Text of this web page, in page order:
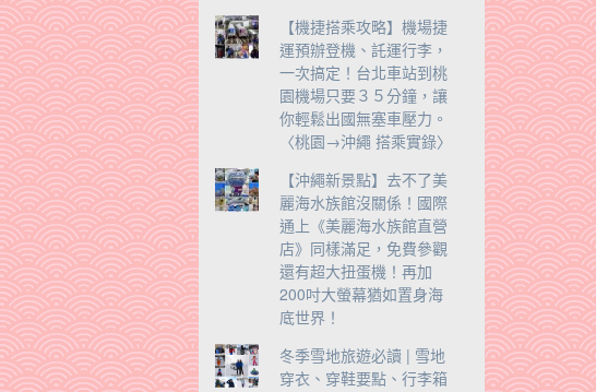
【機捷搭乘攻略】機場捷
運預辦登機、託運行李，
一次搞定！台北車站到桃
園機場只要３５分鐘，讓
你輕鬆出國無塞車壓力。
〈桃園→沖繩 搭乘實錄〉
【沖繩新景點】去不了美
麗海水族館沒關係！國際
通上《美麗海水族館直營
店》同樣滿足，免費參觀
還有超大扭蛋機！再加
200吋大螢幕猶如置身海
底世界！
冬季雪地旅遊必讀 | 雪地
穿衣、穿鞋要點、行李箱